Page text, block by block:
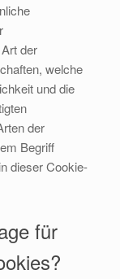
der
welche
und die
der
Begriff
dieser Cookie-
für